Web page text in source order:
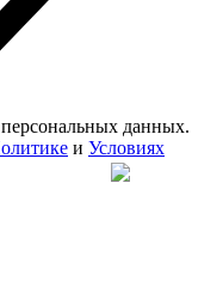
данных.
и Условиях